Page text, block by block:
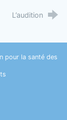
L’audition
pour la santé des